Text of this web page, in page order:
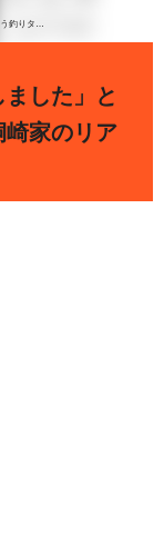
桐崎栄二の家族が「妹を亡くしました」という釣りタイトルに大激怒！桐崎家のリアルに視聴者は賛否両論
した」と
崎家のリア